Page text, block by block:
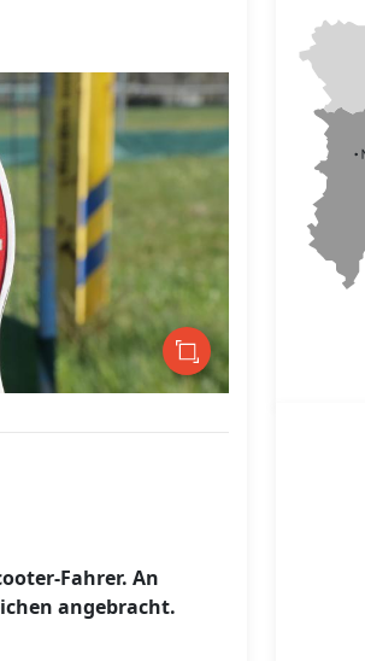
Fahrer. An
angebracht.